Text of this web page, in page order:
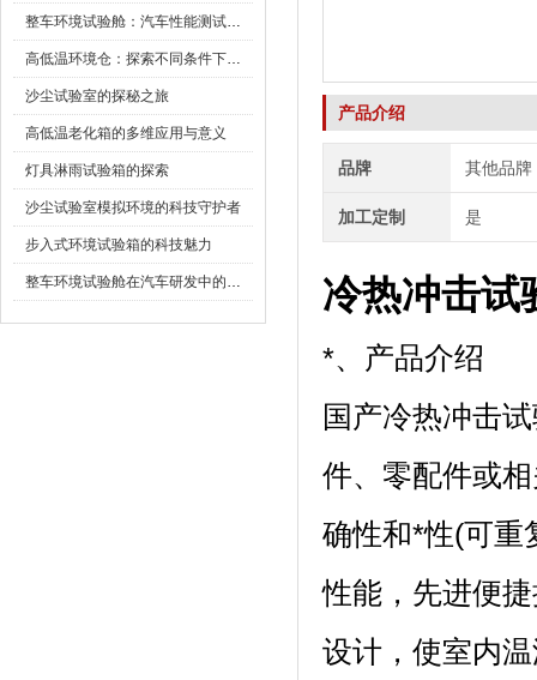
整车环境试验舱：汽车性能测试的设备
高低温环境仓：探索不同条件下的科学奥秘
沙尘试验室的探秘之旅
高低温老化箱的多维应用与意义
灯具淋雨试验箱的探索
沙尘试验室模拟环境的科技守护者
步入式环境试验箱的科技魅力
整车环境试验舱在汽车研发中的作用
产品介绍
品牌 其他品牌
加工定制 是
冷热冲击试
*、产品介绍
国产冷热冲击试
件、零配件或
确性和*性(可重
性能，先进
设计，使室内温